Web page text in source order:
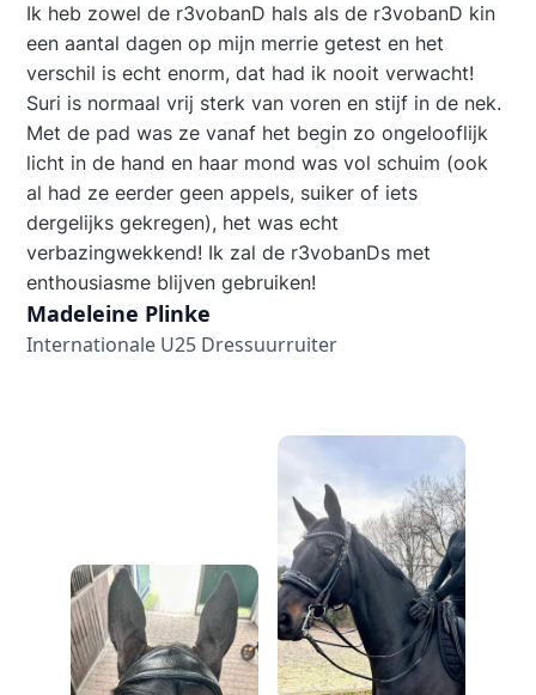
Ik heb zowel de r3vobanD hals als de r3vobanD kin
een aantal dagen op mijn merrie getest en het
verschil is echt enorm, dat had ik nooit verwacht!
Suri is normaal vrij sterk van voren en stijf in de nek.
Met de pad was ze vanaf het begin zo ongelooflijk
licht in de hand en haar mond was vol schuim (ook
al had ze eerder geen appels, suiker of iets
dergelijks gekregen), het was echt
verbazingwekkend! Ik zal de r3vobanDs met
enthousiasme blijven gebruiken!
Madeleine Plinke
Internationale U25 Dressuurruiter